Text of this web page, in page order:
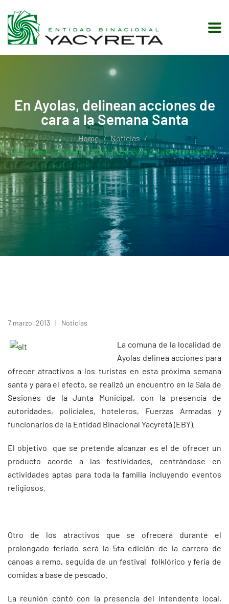
En Ayolas, delinean acciones de
cara a la Semana Santa
Home
Noticias
En Ayolas, Delinean Acciones De Cara A La Semana Santa
7 marzo, 2013 Noticias
La comuna de la localidad de
Ayolas delinea acciones para
ofrecer atractivos a los turistas en esta próxima semana
santa y para el efecto, se realizó un encuentro en la Sala de
Sesiones de la Junta Municipal, con la presencia de
autoridades, policiales, hoteleros, Fuerzas Armadas y
funcionarios de la Entidad Binacional Yacyretá (EBY).
El objetivo que se pretende alcanzar es el de ofrecer un
producto acorde a las festividades, centrándose en
actividades aptas para toda la familia incluyendo eventos
religiosos.
Otro de los atractivos que se ofrecerá durante el
prolongado feriado será la 5ta edición de la carrera de
canoas a remo, seguida de un festival folklórico y feria de
comidas a base de pescado.
La reunión contó con la presencia del intendente local,